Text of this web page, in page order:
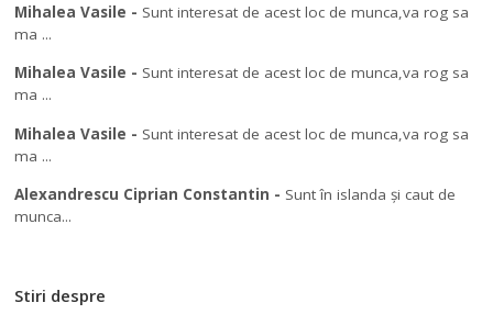
Mihalea Vasile - Sunt interesat de acest loc de munca,va rog sa
ma ...
Mihalea Vasile - Sunt interesat de acest loc de munca,va rog sa
ma ...
Mihalea Vasile - Sunt interesat de acest loc de munca,va rog sa
ma ...
Alexandrescu Ciprian Constantin - Sunt în islanda și caut de
munca...
Stiri despre